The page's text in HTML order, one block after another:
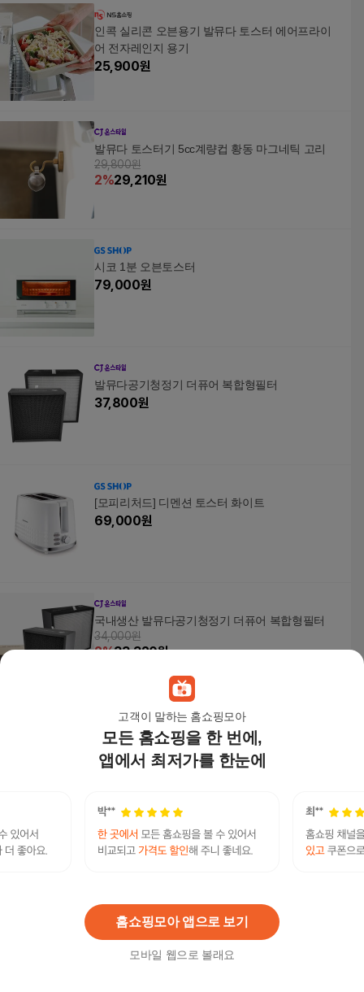
고객이 말하는 홈쇼핑모아
모든 홈쇼핑을 한 번에,
앱에서 최저가를 한눈에
홈쇼핑모아 앱으로 보기
모바일 웹으로 볼래요
인콕 실리콘 오븐용기 발뮤다 토스터 에어프라이
어 전자레인지 용기
25,900원
발뮤다 토스터기 5cc계량컵 황동 마그네틱 고리
29,800원
2%29,210원
시코 1분 오븐토스터
79,000원
발뮤다공기청정기 더퓨어 복합형필터
37,800원
[모피리처드] 디멘션 토스터 화이트
69,000원
국내생산 발뮤다공기청정기 더퓨어 복합형필터
34,000원
2%33,320원
[모피리처드]코어 토스터 블랙(224405)
89,000원
텀스 와플 샌드위치 메이커 (2가지 트레이 세트) 레
10%13,410원